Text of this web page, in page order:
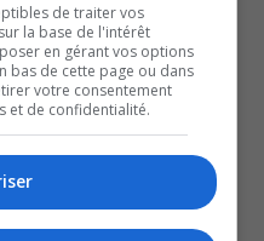
7 novembre 2026 au
Gala de la Police
candidature pour
le
ottawapolice.ca/gala
de traiter vos
la base de l'intérêt
en gérant vos options
bas de cette page ou dans
votre consentement
et de confidentialité.